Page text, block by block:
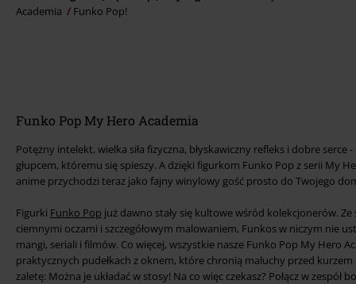
Academia
Funko Pop!
Funko Pop My Hero Academia
Potężny intelekt, wielka siła fizyczna, błyskawiczny refleks i dobre
głupcem, któremu się spieszy. A dzięki figurkom Funko Pop z serii My
anime przychodzi teraz jako fajny winylowy gość prosto do Twojego
Figurki Funko Pop już dawno stały się kultowe wśród kolekcjonerów.
ciemnymi oczami i szczegółowym malowaniem, Funkos w niczym nie
mangi, seriali i filmów. Co więcej, wszystkie nasze Funko Pop My Hero
praktycznych pudełkach z oknem, które chronią maluchy przed
zaletę: Można je układać w stosy! Na co więc czekasz? Połącz w zespół